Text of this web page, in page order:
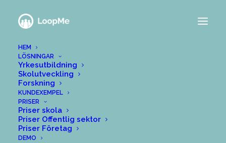
HEM
LÖSNINGAR
Yrkesutbildning
Skolutveckling
Forskning
KUNDEXEMPEL
PRISER
Priser skola
Priser Offentlig sektor
Priser Företag
DEMO